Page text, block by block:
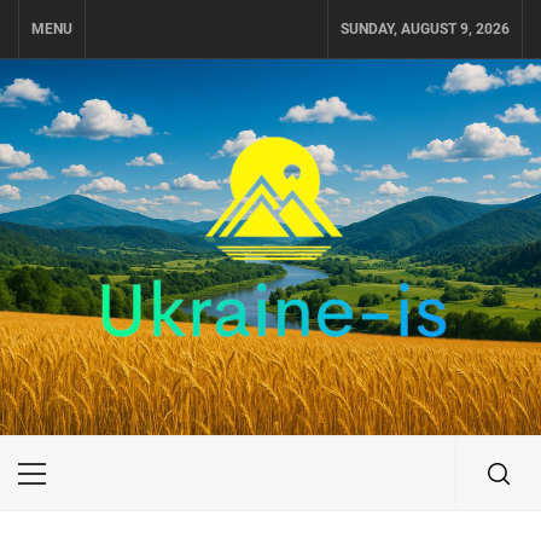
MENU SUNDAY, AUGUST 9, 2026
UKRAINE-IS
ПОДОРОЖI ПО УКРАЇНІ
Primary